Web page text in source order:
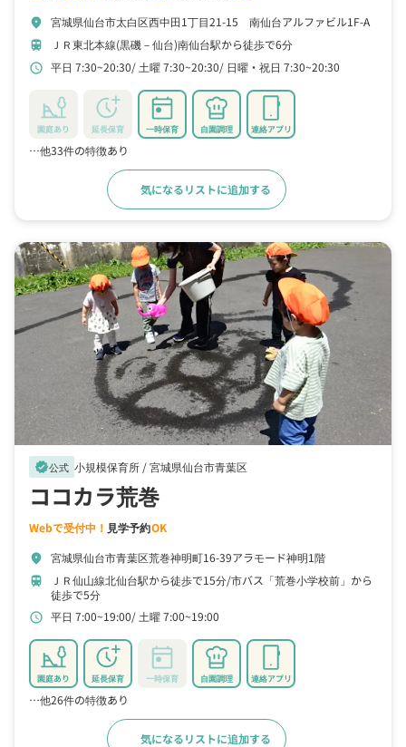
location_on 宮城県仙台市太白区西中田1丁目21-15 南仙台アルファビル1F-A
train ＪＲ東北本線(黒磯－仙台)南仙台駅から徒歩で6分
schedule 平日 7:30~20:30 土曜 7:30~20:30 日曜・祝日 7:30~20:30
園庭あり 延長保育 一時保育 自園調理 連絡アプリ
…他33件の特徴あり
気になるリストに追加する
verified公式 小規模保育所 /宮城県仙台市青葉区
ココカラ荒巻
Webで受付中！ 見学予約OK
location_on 宮城県仙台市青葉区荒巻神明町16-39アラモード神明1階
train ＪＲ仙山線北仙台駅から徒歩で15分 市バス「荒巻小学校前」から
徒歩で5分
schedule 平日 7:00~19:00 土曜 7:00~19:00
園庭あり 延長保育 一時保育 自園調理 連絡アプリ
…他26件の特徴あり
気になるリストに追加する